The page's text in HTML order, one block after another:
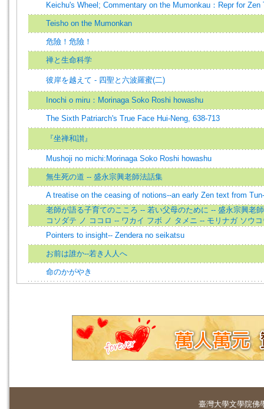
Keichu's Wheel; Commentary on the Mumonkau：Repr for Zen
Teisho on the Mumonkan
危險！危險！
禅と生命科学
彼岸を越えて - 四聖と六波羅蜜(二)
Inochi o miru：Morinaga Soko Roshi howashu
The Sixth Patriarch's True Face Hui-Neng, 638-713
『坐禅和讃』
Mushoji no michi:Morinaga Soko Roshi howashu
無生死の道 -- 盛永宗興老師法話集
A treatise on the ceasing of notions--an early Zen text from
老師が語る子育てのこころ -- 若い父母のために -- 盛永宗興老
コソダテ ノ ココロ -- ワカイ フボ ノ タメニ -- モリナガ ソウ
Pointers to insight-- Zendera no seikatsu
お前は誰か--若き人人へ
命のかがやき
臺灣大學文學院佛